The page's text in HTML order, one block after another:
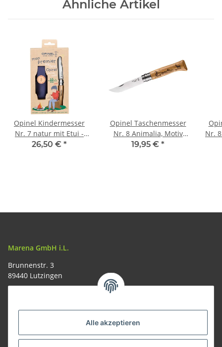
Alle akzeptieren
Ähnliche Artikel
Opinel Kindermesser
Nr. 7 natur mit Etui -
Taschenmesser-Set
26,50 € *
Opinel Taschenmesser
Nr. 8 Animalia, Motiv
Gams Eichenholzgriff
19,95 € *
Nr.
Marena GmbH i.L.
Brunnenstr. 3
89440 Lutzingen